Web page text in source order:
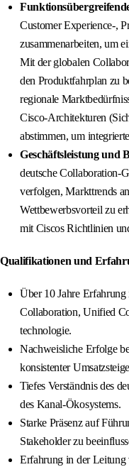
Customer Experience-,
zusammenarbeiten, um
Mit der globalen
den Produktfahrplan zu
regionale
Cisco-Architekturen
abstimmen, um
Geschäftsleistung und
deutsche Collaboration-
verfolgen, Markttrends
Wettbewerbsvorteil zu
mit Ciscos Richtlinien
Qualifikationen und
Über 10 Jahre
Collaboration, Unified
technologie.
Nachweisliche Erfolge
konsistenter
Tiefes Verständnis des
des Kanal-Ökosystems.
Starke Präsenz auf
Stakeholder zu
Erfahrung in der Leitung